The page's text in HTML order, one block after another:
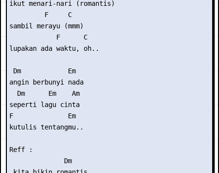
ikut menari-nari (romantis)
         F     C
sambil merayu (mmm)
            F      C
lupakan ada waktu, oh..
Dm            Em
angin berbunyi nada
  Dm      Em    Am
seperti lagu cinta
F              Em
kutulis tentangmu..
Reff :
              Dm